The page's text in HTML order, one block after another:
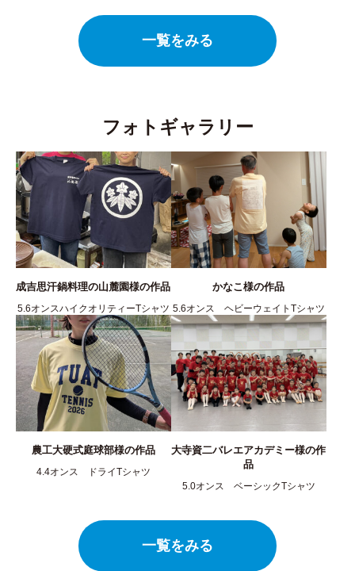
一覧をみる
フォトギャラリー
成吉思汗鍋料理の山麓園様の作品
5.6オンスハイクオリティーTシャツ
かなこ様の作品
5.6オンス ヘビーウェイトTシャツ
農工大硬式庭球部様の作品
4.4オンス ドライTシャツ
大寺資二バレエアカデミー様の作
品
5.0オンス ベーシックTシャツ
一覧をみる